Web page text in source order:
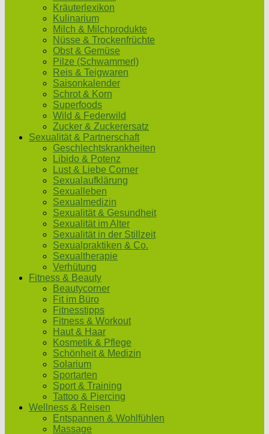
Kräuterlexikon
Kulinarium
Milch & Milchprodukte
Nüsse & Trockenfrüchte
Obst & Gemüse
Pilze (Schwammerl)
Reis & Teigwaren
Saisonkalender
Schrot & Korn
Superfoods
Wild & Federwild
Zucker & Zuckerersatz
Sexualität & Partnerschaft
Geschlechtskrankheiten
Libido & Potenz
Lust & Liebe Corner
Sexualaufklärung
Sexualleben
Sexualmedizin
Sexualität & Gesundheit
Sexualität im Alter
Sexualität in der Stillzeit
Sexualpraktiken & Co.
Sexualtherapie
Verhütung
Fitness & Beauty
Beautycorner
Fit im Büro
Fitnesstipps
Fitness & Workout
Haut & Haar
Kosmetik & Pflege
Schönheit & Medizin
Solarium
Sportarten
Sport & Training
Tattoo & Piercing
Wellness & Reisen
Entspannen & Wohlfühlen
Massage